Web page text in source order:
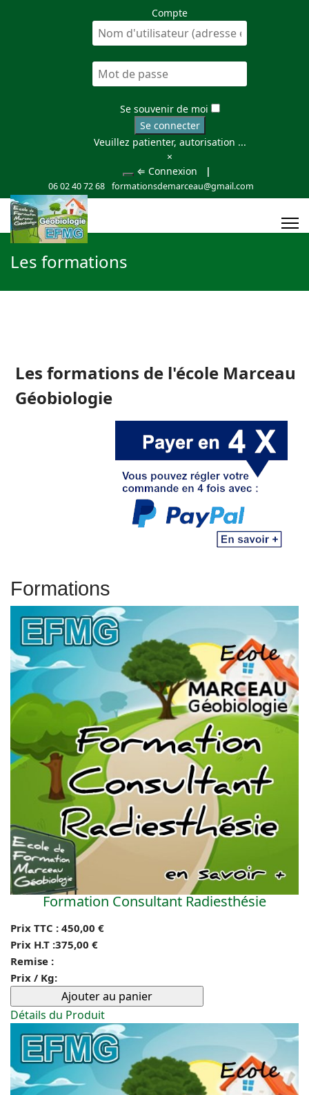
Compte
Se souvenir de moi
Se connecter
Veuillez patienter, autorisation ...
×
⇐ Connexion
|
06 02 40 72 68 formationsdemarceau@gmail.com
Les formations
Les formations de l'école Marceau
Géobiologie
Formations
Formation Consultant Radiesthésie
Prix TTC : 450,00 €
Prix H.T :375,00 €
Remise :
Prix / Kg:
Détails du Produit